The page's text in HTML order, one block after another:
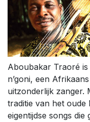
Aboubakar Traoré
n’goni, een
uitzonderlijk zanger.
traditie van het oude
eigentijdse songs